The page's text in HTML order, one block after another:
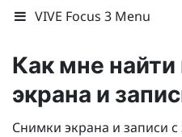
VIVE Focus 3 Menu
Как мне
экрана и
Снимки экрана и записи